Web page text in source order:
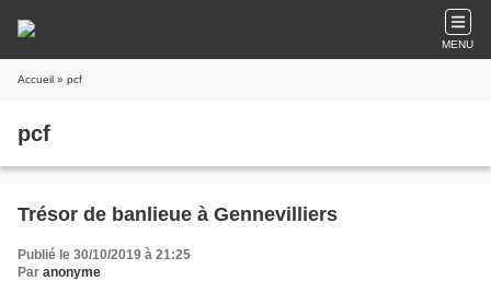
MENU
Accueil » pcf
pcf
Trésor de banlieue à Gennevilliers
Publié le 30/10/2019 à 21:25
Par anonyme